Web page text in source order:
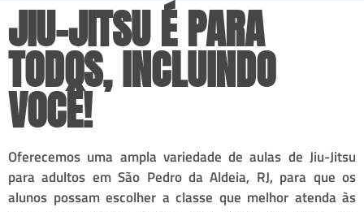
JIU-JITSU É PARA
TODOS, INCLUINDO
VOCÊ!
Oferecemos uma ampla variedade de aulas de Jiu-Jitsu
para adultos em São Pedro da Aldeia, RJ, para que os
alunos possam escolher a classe que melhor atenda às